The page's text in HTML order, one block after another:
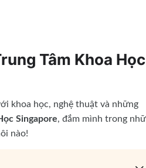
Tâm Khoa
khoa học, nghệ thuật và những
Singapore, đắm mình trong
nào!